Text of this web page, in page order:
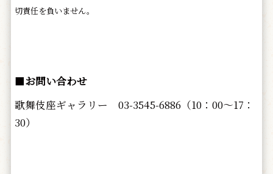
切責任を負いません。
■お問い合わせ
歌舞伎座ギャラリー 03-3545-6886（10：00～17：
30）